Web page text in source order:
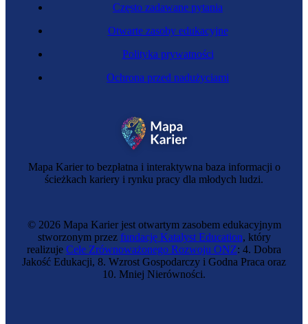
Mapa Karier to bezpłatna i interaktywna baza informacji o
ścieżkach kariery i rynku pracy dla młodych ludzi.
Często zadawane pytania
Otwarte zasoby edukacyjne
Polityka prywatności
Ochrona przed nadużyciami
© 2026 Mapa Karier jest otwartym zasobem edukacyjnym
stworzonym przez fundację Katalyst Education, który
realizuje Cele Zrównoważonego Rozwoju ONZ: 4. Dobra
Jakość Edukacji, 8. Wzrost Gospodarczy i Godna Praca oraz
10. Mniej Nierówności.